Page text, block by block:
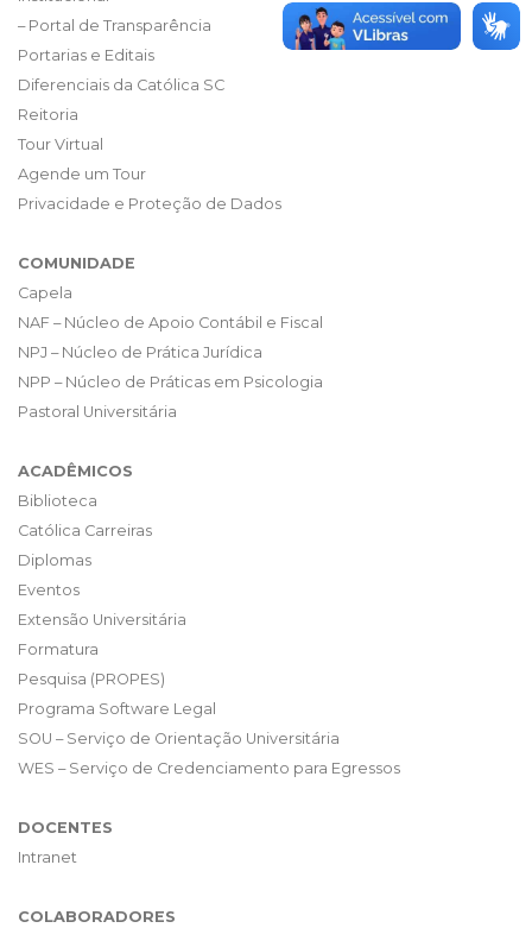
– Portal de Transparência
Portarias e Editais
Diferenciais da Católica SC
Reitoria
Tour Virtual
Agende um Tour
Privacidade e Proteção de Dados
COMUNIDADE
Capela
NAF – Núcleo de Apoio Contábil e Fiscal
NPJ – Núcleo de Prática Jurídica
NPP – Núcleo de Práticas em Psicologia
Pastoral Universitária
ACADÊMICOS
Biblioteca
Católica Carreiras
Diplomas
Eventos
Extensão Universitária
Formatura
Pesquisa (PROPES)
Programa Software Legal
SOU – Serviço de Orientação Universitária
WES – Serviço de Credenciamento para Egressos
DOCENTES
Intranet
COLABORADORES